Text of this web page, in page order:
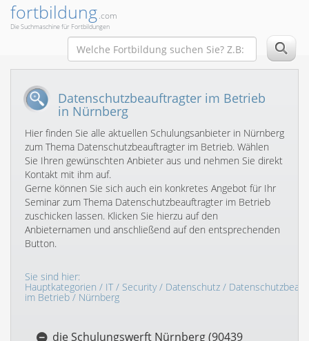
fortbildung.com
Die Suchmaschine für Fortbildungen
Datenschutzbeauftragter im Betrieb
in Nürnberg
Hier finden Sie alle aktuellen Schulungsanbieter in Nürnberg
zum Thema Datenschutzbeauftragter im Betrieb. Wählen
Sie Ihren gewünschten Anbieter aus und nehmen Sie direkt
Kontakt mit ihm auf.
Gerne können Sie sich auch ein konkretes Angebot für Ihr
Seminar zum Thema Datenschutzbeauftragter im Betrieb
zuschicken lassen. Klicken Sie hierzu auf den
Anbieternamen und anschließend auf den entsprechenden
Button.
Sie sind hier:
Hauptkategorien / IT/ Security/ Datenschutz /
im Betrieb/ Nürnberg
die Schulungswerft Nürnberg (90439